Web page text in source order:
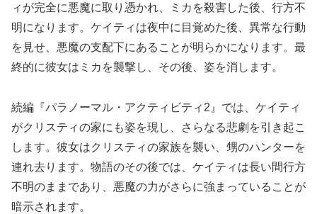
ィが完全に悪魔に取り憑かれ、ミカを殺害した後、行方不
明になります。ケイティは夜中に目覚めた後、異常な行動
を見せ、悪魔の支配下にあることが明らかになります。最
終的に彼女はミカを襲撃し、その後、姿を消します。
続編『パラノーマル・アクティビティ2』では、ケイティ
がクリスティの家にも姿を現し、さらなる悲劇を引き起こ
します。彼女はクリスティの家族を襲い、甥のハンターを
連れ去ります。物語のその後では、ケイティは長い間行方
不明のままであり、悪魔の力がさらに強まっていることが
暗示されます。